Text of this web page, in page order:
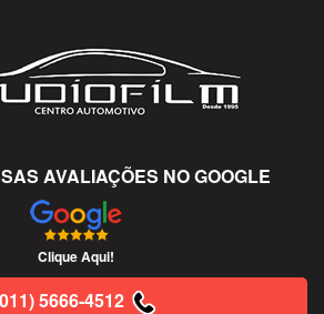
AVALIAÇÕES NO GOOGLE
Clique Aqui!
5666-4512